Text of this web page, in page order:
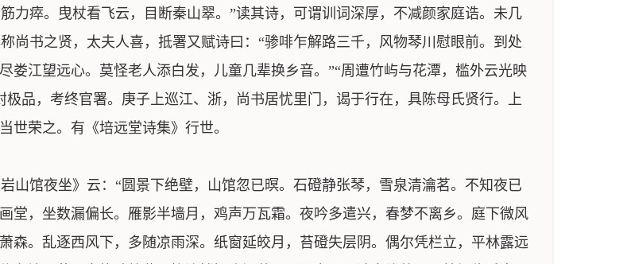
力瘁。曳杖看飞云，目断秦山翠。”读其诗，可谓训词深厚，不减颜家庭诰。未几
尚书之贤，太夫人喜，抵署又赋诗曰：“骖啡乍解路三千，风物琴川慰眼前。到处
娄江望远心。莫怪老人添白发，儿童几辈换乡音。”“周遭竹屿与花潭，槛外云光映
品，考终官署。庚子上巡江、浙，尚书居忧里门，谒于行在，具陈母氏贤行。上
世荣之。有《培远堂诗集》行世。
馆夜坐》云：“圆景下绝壁，山馆忽已暝。石磴静张琴，雪泉清瀹茗。不知夜已
堂，坐数漏偏长。雁影半墙月，鸡声万瓦霜。夜吟多遣兴，春梦不离乡。庭下微风
森。乱逐西风下，多随凉雨深。纸窗延皎月，苔磴失层阴。偶尔凭栏立，平林露远